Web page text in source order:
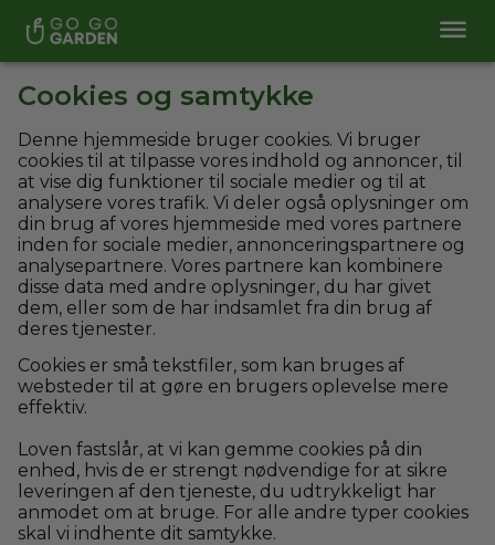
Cookies og samtykke
Denne hjemmeside bruger cookies. Vi bruger
cookies til at tilpasse vores indhold og annoncer, til
at vise dig funktioner til sociale medier og til at
analysere vores trafik. Vi deler også oplysninger om
din brug af vores hjemmeside med vores partnere
inden for sociale medier, annonceringspartnere og
analysepartnere. Vores partnere kan kombinere
disse data med andre oplysninger, du har givet
dem, eller som de har indsamlet fra din brug af
deres tjenester.
Cookies er små tekstfiler, som kan bruges af
websteder til at gøre en brugers oplevelse mere
effektiv.
Loven fastslår, at vi kan gemme cookies på din
enhed, hvis de er strengt nødvendige for at sikre
leveringen af den tjeneste, du udtrykkeligt har
anmodet om at bruge. For alle andre typer cookies
skal vi indhente dit samtykke.